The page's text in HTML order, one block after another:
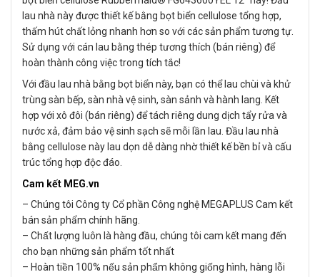
lau nhà này được thiết kế bằng bọt biển cellulose tổng hợp,
thấm hút chất lỏng nhanh hơn so với các sản phẩm tương tự.
Sử dụng với cán lau bằng thép tương thích (bán riêng) để
hoàn thành công việc trong tích tắc!
Với đầu lau nhà bằng bọt biển này, bạn có thể lau chùi và khử
trùng sàn bếp, sàn nhà vệ sinh, sàn sảnh và hành lang. Kết
hợp với xô đôi (bán riêng) để tách riêng dung dịch tẩy rửa và
nước xả, đảm bảo vệ sinh sạch sẽ mỗi lần lau. Đầu lau nhà
bằng cellulose này lau dọn dễ dàng nhờ thiết kế bền bỉ và cấu
trúc tổng hợp độc đáo.
Cam kết MEG.vn
– Chúng tôi Công ty Cổ phần Công nghệ MEGAPLUS Cam kết
bán sản phẩm chính hãng.
– Chất lượng luôn là hàng đầu, chúng tôi cam kết mang đến
cho bạn những sản phẩm tốt nhất
– Hoàn tiền 100% nếu sản phẩm không giống hình, hàng lỗi